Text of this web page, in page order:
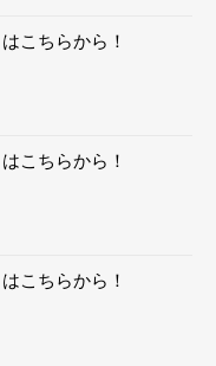
こちらから！
こちらから！
こちらから！